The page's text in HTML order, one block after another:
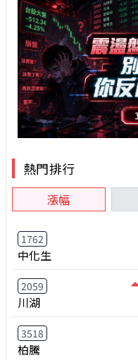
熱門排行
漲幅
1762
中化生
2059
川湖
3518
柏騰